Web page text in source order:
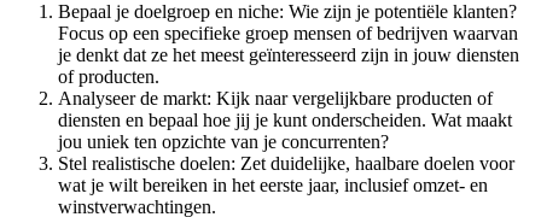
Bepaal je doelgroep en niche: Wie zijn je potentiële klanten?
Focus op een specifieke groep mensen of bedrijven waarvan
je denkt dat ze het meest geïnteresseerd zijn in jouw diensten
of producten.
Analyseer de markt: Kijk naar vergelijkbare producten of
diensten en bepaal hoe jij je kunt onderscheiden. Wat maakt
jou uniek ten opzichte van je concurrenten?
Stel realistische doelen: Zet duidelijke, haalbare doelen voor
wat je wilt bereiken in het eerste jaar, inclusief omzet- en
winstverwachtingen.